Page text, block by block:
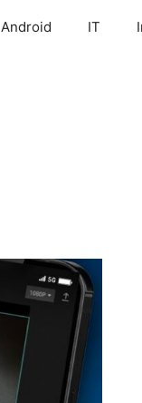
Android IT